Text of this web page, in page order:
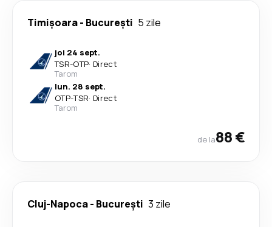
Timișoara- București 5 zile
joi 24 sept.
TSR-OTP· Direct
Tarom
lun. 28 sept.
OTP-TSR· Direct
Tarom
de la88 €
Cluj-Napoca- București 3 zile